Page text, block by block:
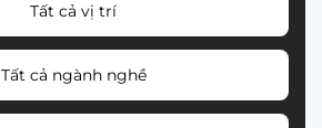
Tất cả vị trí
Tất cả ngành nghề